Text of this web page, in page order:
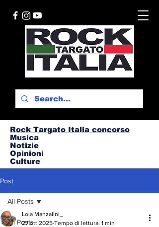
Rock Targato Italia concorso
Musica
Notizie
Opinioni
Culture
Post
All Posts
All Posts
Lola Manzalini_
27 ott 2025 Tempo di lettura: 1 min